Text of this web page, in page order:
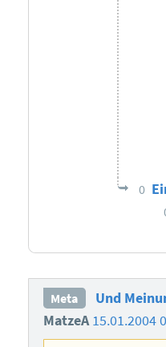
0
Meta
Und
MatzeA15.01.2004